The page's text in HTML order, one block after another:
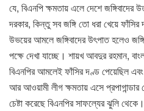
যে, বিএনপি ক্ষমতায় এলে দেশে
দরকার, কিন্তু সব জঙ্গি তো ধরা খেয়ে
উভয়ের আমলে জঙ্গিবাদের উৎপাত হলেও
পক্ষে দেখা যাচ্ছে। শায়খ আবদুর রহমান,
বিএনপির আমলেই ফাঁসির দণ্ড পেয়েছিল
আর আওয়ামী লীগ ক্ষমতায় এসে
চেষ্টা করেছে বিএনপির সাফল্যের ঝুলি